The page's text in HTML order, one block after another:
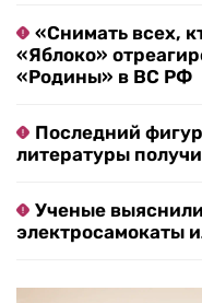
«Снимать всех,
«Яблоко»
«Родины» в ВС РФ
Последний
литературы
Ученые
электросамокаты